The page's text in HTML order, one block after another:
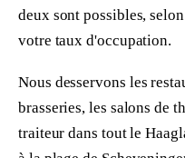
deux sont possibles,
votre taux d'occupation.
Nous desservons les
brasseries, les salons de
traiteur dans tout le